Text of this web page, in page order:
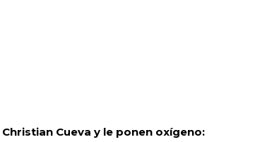
Cueva y le ponen oxígeno: